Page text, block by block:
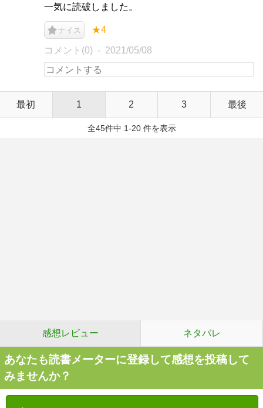
一気に読破しました。
ナイス ★4
コメント(0) 2021/05/08
最初 1 2 3 最後
全45件中 1-20 件を表示
感想レビュー ネタバレ
あなたも読書メーターに登録して感想を投稿して
みませんか？